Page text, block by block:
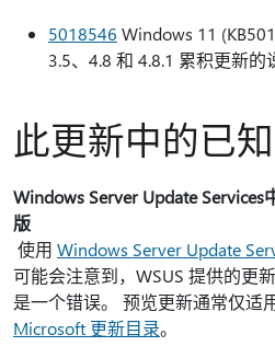
5018546 Windows 11
3.5、4.8 和 4.8.1 累积更新的
此更新中的已
Windows Server Update
版
使用 Windows Server Update
可能会注意到，WSUS 提供的更
是一个错误。 预览更新通常仅适
Microsoft 更新目录。